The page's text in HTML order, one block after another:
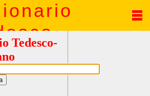
Tedesco-